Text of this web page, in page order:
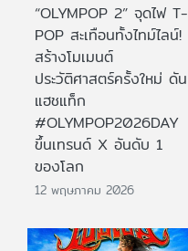
“OLYMPOP 2” จุดไฟ T-
POP สะเทือนทั้งไทม์ไลน์!
สร้างโมเมนต์
ประวัติศาสตร์ครั้งใหม่ ดัน
แฮชแท็ก
#OLYMPOP2026DAY
ขึ้นเทรนด์ X อันดับ 1
ของโลก
12 พฤษภาคม 2026